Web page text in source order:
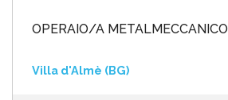
OPERAIO/A METALMECCANICO
Villa d'Almè (BG)